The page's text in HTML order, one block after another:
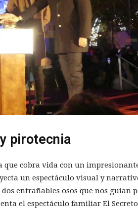
pirotecnia
que cobra vida con un
un espectáculo visual y
entrañables osos que nos guían
el espectáculo familiar El